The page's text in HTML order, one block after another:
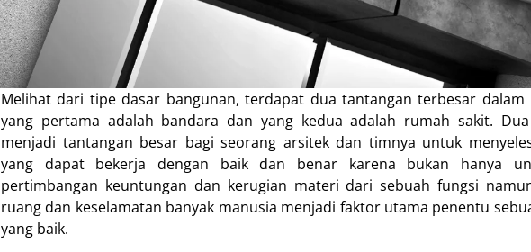
Melihat dari tipe dasar bangunan, terdapat dua tantangan terbesar
yang pertama adalah bandara dan yang kedua adalah rumah sakit.
menjadi tantangan besar bagi seorang arsitek dan timnya untuk
yang dapat bekerja dengan baik dan benar karena bukan hanya
pertimbangan keuntungan dan kerugian materi dari sebuah fungsi
ruang dan keselamatan banyak manusia menjadi faktor utama penentu
yang baik.